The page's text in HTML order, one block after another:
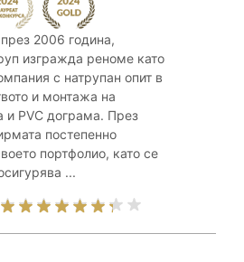
2006 година,
изгражда реноме като
с натрупан опит в
и монтажа на
и PVC дограма. През
постепенно
портфолио, като се
...